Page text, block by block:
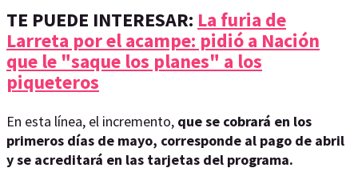
TE PUEDE INTERESAR: La furia de
Larreta por el acampe: pidió a Nación
que le "saque los planes" a los
piqueteros
En esta línea, el incremento, que se cobrará en los
primeros días de mayo, corresponde al pago de abril
y se acreditará en las tarjetas del programa.